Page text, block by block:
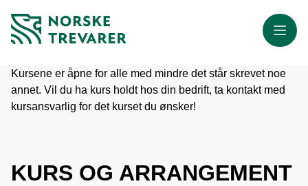
Meny
Kursene er åpne for alle med mindre det står skrevet noe
annet. Vil du ha kurs holdt hos din bedrift, ta kontakt med
kursansvarlig for det kurset du ønsker!
KURS OG ARRANGEMENT